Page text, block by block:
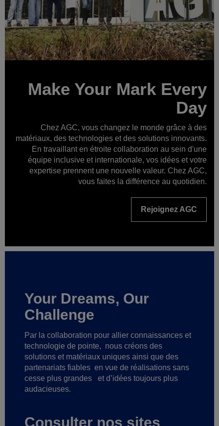
Make Your Mark Every
Day
Chez AGC, vous changez le monde grâce à des
matériaux, des technologies et des solutions innovants.
En travaillant en étroite collaboration au sein d'une
équipe inclusive et internationale, vos idées et votre
expertise prennent une nouvelle valeur. Chez AGC,
vous faites la différence au quotidien.
Rejoignez AGC
Your Dreams, Our
Challenge
Par la collaboration pour allier connaissances et
technologie de pointe, nous créons des
solutions et matériaux uniques ainsi que des
partenariats fiables en vue de réalisations sans
cesse plus grandes
et d’idées toujours plus
audacieuses.
Consulter nos sites